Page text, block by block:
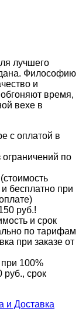
лучшего
Философию
и
время,
вехе в
с оплатой в
по
бесплатно при
руб.!
и срок
по тарифам
при заказе от
100%
руб., срок
и Доставка